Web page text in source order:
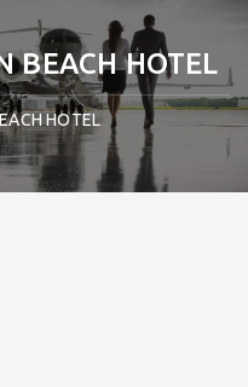
BEACH HOTEL
HOTEL